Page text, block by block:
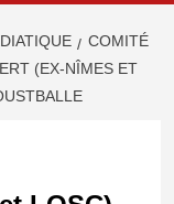
COMITÉ
(EX-NÎMES ET